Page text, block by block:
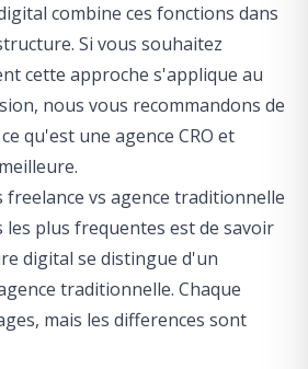
combine ces fonctions dans
Si vous souhaitez
cette approche s'applique au
nous vous recommandons de
ce qu'est une agence CRO et
.
vs agence traditionnelle
les plus frequentes est de savoir
digital se distingue d'un
traditionnelle. Chaque
mais les differences sont